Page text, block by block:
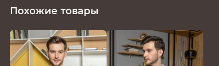
Похожие товары